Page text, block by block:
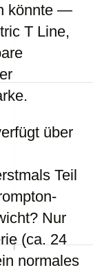
könnte —
T Line,
über
Teil
Nur
(ca. 24
normales